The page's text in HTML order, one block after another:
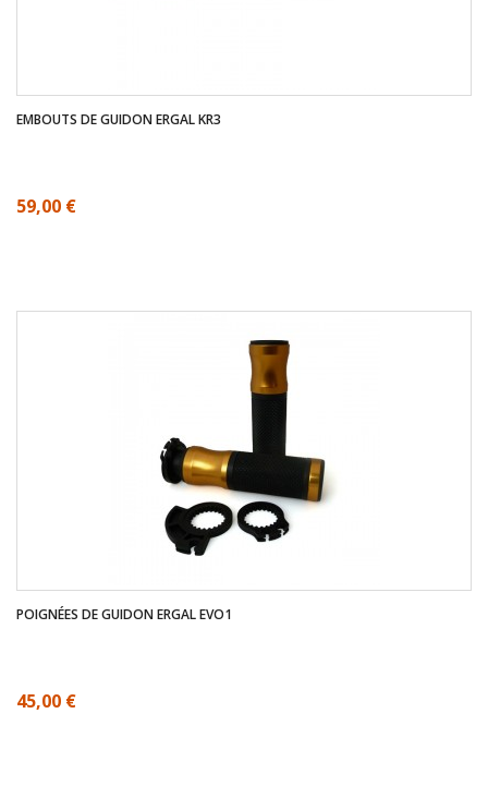
EMBOUTS DE GUIDON ERGAL KR3
59,00 €
POIGNÉES DE GUIDON ERGAL EVO1
45,00 €